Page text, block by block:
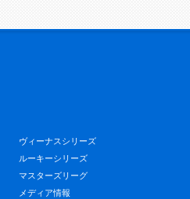
ヴィーナスシリーズ
ルーキーシリーズ
マスターズリーグ
メディア情報